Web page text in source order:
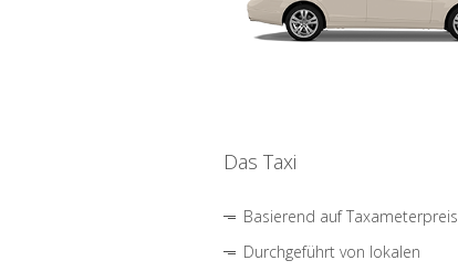
Das Taxi
Basierend auf Taxameterpreis
Durchgeführt von lokalen